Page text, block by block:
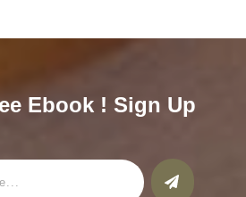
Ebook ! Sign Up